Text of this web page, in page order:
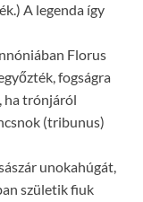
A legenda így
Florus
fogságra
ha trónjáról
(tribunus)
unokahúgát,
születik fiuk